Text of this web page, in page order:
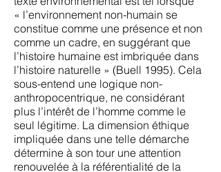
« l’environnement non-humain se
constitue comme une présence et non
comme un cadre, en suggérant que
l’histoire humaine est imbriquée dans
l’histoire naturelle » (Buell 1995). Cela
sous-entend une logique non-
anthropocentrique, ne considérant
plus l’intérêt de l’homme comme le
seul légitime. La dimension éthique
impliquée dans une telle démarche
détermine à son tour une attention
renouvelée à la référentialité de la